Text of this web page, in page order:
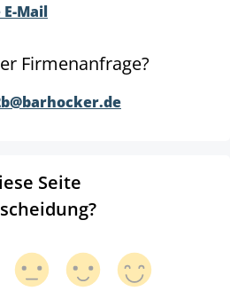
Mail
Firmenanfrage?
Seite